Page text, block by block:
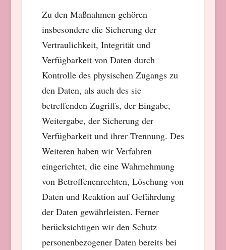
Zu den Maßnahmen gehören
insbesondere die Sicherung der
Vertraulichkeit, Integrität und
Verfügbarkeit von Daten durch
Kontrolle des physischen Zugangs zu
den Daten, als auch des sie
betreffenden Zugriffs, der Eingabe,
Weitergabe, der Sicherung der
Verfügbarkeit und ihrer Trennung. Des
Weiteren haben wir Verfahren
eingerichtet, die eine Wahrnehmung
von Betroffenenrechten, Löschung von
Daten und Reaktion auf Gefährdung
der Daten gewährleisten. Ferner
berücksichtigen wir den Schutz
personenbezogener Daten bereits bei